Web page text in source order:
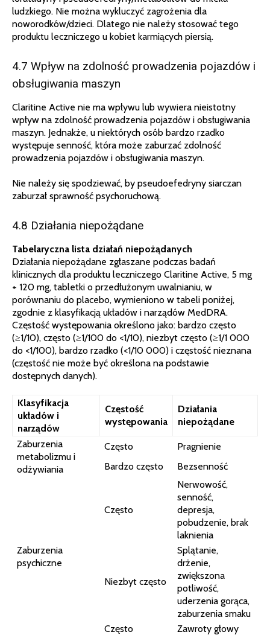
ludzkiego. Nie można wykluczyć zagrożenia dla
noworodków/dzieci. Dlatego nie należy stosować tego
produktu leczniczego u kobiet karmiących piersią.
4.7 Wpływ na zdolność prowadzenia pojazdów i
obsługiwania maszyn
Claritine Active nie ma wpływu lub wywiera nieistotny
wpływ na zdolność prowadzenia pojazdów i obsługiwania
maszyn. Jednakże, u niektórych osób bardzo rzadko
występuje senność, która może zaburzać zdolność
prowadzenia pojazdów i obsługiwania maszyn.
Nie należy się spodziewać, by pseudoefedryny siarczan
zaburzał sprawność psychoruchową.
4.8 Działania niepożądane
Tabelaryczna lista działań niepożądanych
Działania niepożądane zgłaszane podczas badań
klinicznych dla produktu leczniczego Claritine Active, 5 mg
+ 120 mg, tabletki o przedłużonym uwalnianiu, w
porównaniu do placebo, wymieniono w tabeli poniżej,
zgodnie z klasyfikacją układów i narządów MedDRA.
Częstość występowania określono jako: bardzo często
(≥1/10), często (≥1/100 do <1/10), niezbyt często (≥1/1 000
do <1/100), bardzo rzadko (<1/10 000) i częstość nieznana
(częstość nie może być określona na podstawie
dostępnych danych).
Klasyfikacja
układów i
narządów
Częstość
występowania
Działania
niepożądane
Zaburzenia
metabolizmu i
odżywiania
Często
Pragnienie
Bardzo często
Bezsenność
Zaburzenia
psychiczne
Często
Nerwowość,
senność,
depresja,
pobudzenie, brak
laknienia
Niezbyt często
Splątanie,
drżenie,
zwiększona
potliwość,
uderzenia gorąca,
zaburzenia smaku
Często
Zawroty głowy